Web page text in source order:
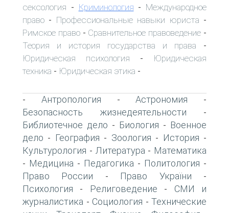
сексология - Криминология - Международное
право - Профессиональные навыки юриста -
Римское право- Сравнительное правоведение -
Теория и история государства и права -
Юридическая психология -
Юридическая
техника - Юридическая этика -
- Антропология -Астрономия -
Безопасность жизнедеятельности -
Библиотечное дело - Биология - Военное
дело - География - Зоология - История -
Культурология - Литература - Математика
- Медицина - Педагогика - Политология -
Право России - Право України -
Психология - Религоведение - СМИ и
журналистика - Социология - Технические